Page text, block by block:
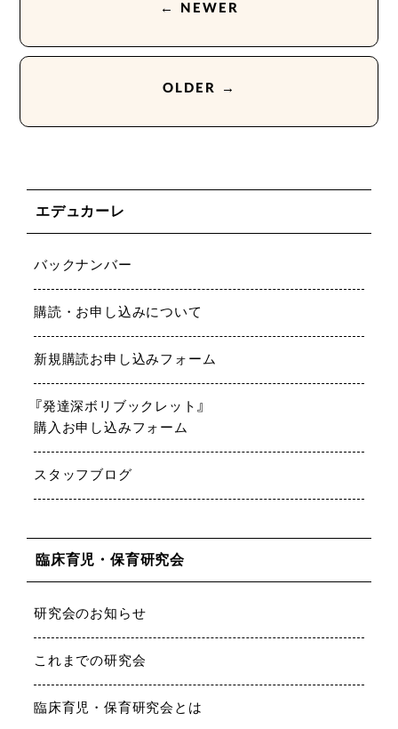
← NEWER
OLDER →
エデュカーレ
バックナンバー
購読・お申し込みについて
新規購読お申し込みフォーム
『発達深ボリブックレット』
購入お申し込みフォーム
スタッフブログ
臨床育児・保育研究会
研究会のお知らせ
これまでの研究会
臨床育児・保育研究会とは